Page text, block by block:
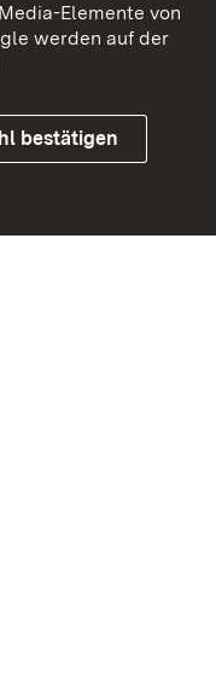
Elemente von
werden auf der
bestätigen